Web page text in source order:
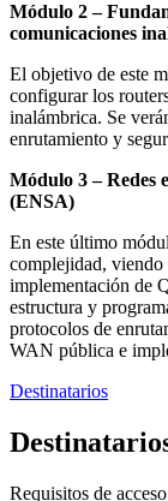
Módulo 2 –
comunicaciones
El objetivo de este
configurar los
inalámbrica. Se
enrutamiento y
Módulo 3 – Redes
(ENSA)
En este último
complejidad, viendo
implementación de
estructura y
protocolos de
WAN pública e
Destinatarios
Requisitos de